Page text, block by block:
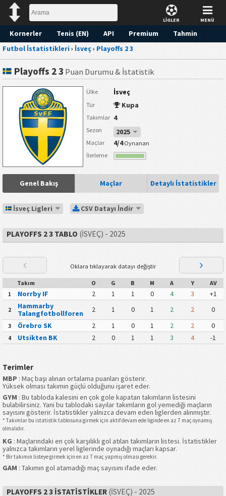
LİGLER MENÜ
Kornerler Tenis (EN) API Premium
Tahmin
Futbol İstatistikleri› İsveç› Playoffs 2 3
Playoffs 2 3 Puan Durumu & İstatistik
Ülke İsveç
Tür Kupa
Takımlar 4
Sezon 2025
Maçlar 4/4Oynanan
İlerleme
Genel Bakış Maçlar Detaylı İstatistikler
İsveç Ligleri CSV Datayı İndir
PLAYOFFS 2 3 TABLO (İSVEÇ) - 2025
Oklara tıklayarak datayı değiştir
Takım O G B M A Y AV
1 Norrby IF 2 1 1 0 4 3 +1
2
Hammarby
Talangfotbollforening2 1 0 1 2 2 0
3 Örebro SK 2 1 0 1 2 2 0
4 Utsikten BK 2 0 1 1 3 4 -1
Terimler
MBP : Maç başı alınan ortalama puanları gösterir.
Yüksek olması takımın güçlü olduğunu işaret eder.
GYM : Bu tabloda kalesini en çok gole kapatan takımların listesini
bulabilirsiniz. Yani bu tablodaki sayılar takımların gol yemediği maçların
sayısını gösterir. İstatistikler yalnızca devam eden liglerden alınmıştır.
* Takımlar bu istatistik tablosuna girmek için aktif devam ede liginde en az 7 maç oynamış
olmalıdır.
KG : Maçlarındaki en çok karşılıklı gol atılan takımların listesi. İstatistikler
yalnızca takımların yerel liglerinde oynadığı maçları kapsar.
* Bir takımın listeye girmek için en az 7 maç yapmış olması gerekir.
GAM : Takımın gol atamadığı maç sayısını ifade eder.
PLAYOFFS 2 3 İSTATISTIKLER(İSVEÇ) - 2025